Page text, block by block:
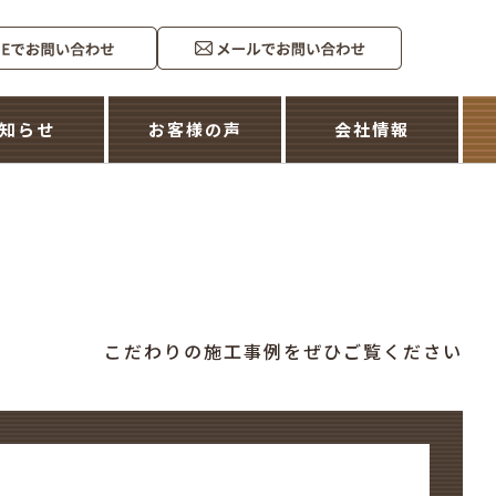
らせ お客様の声 会社情報
こだわりの施工事例をぜひご覧ください